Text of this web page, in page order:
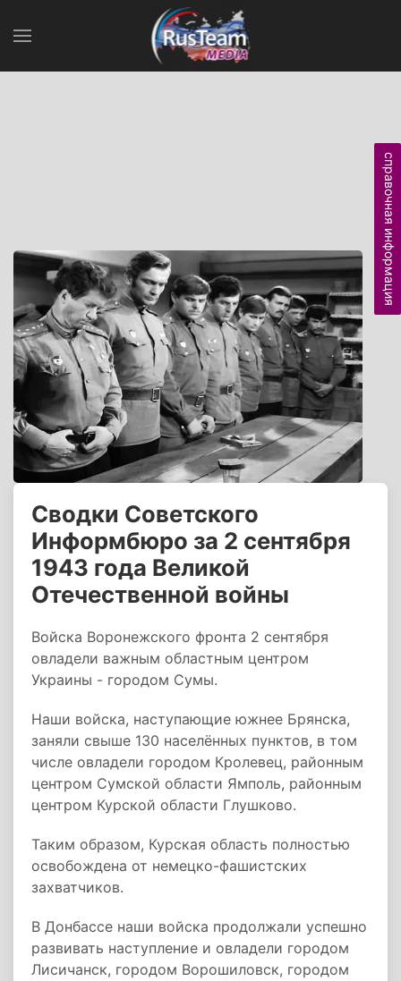
Сводки Советского
Информбюро за 2 сентября
1943 года Великой
Отечественной войны
Войска Воронежского фронта 2 сентября
овладели важным областным центром
Украины - городом Сумы.
Наши войска, наступающие южнее Брянска,
заняли свыше 130 населённых пунктов, в том
числе овладели городом Кролевец, районным
центром Сумской области Ямполь, районным
центром Курской области Глушково.
Таким образом, Курская область полностью
освобождена от немецко-фашистских
захватчиков.
В Донбассе наши войска продолжали успешно
развивать наступление и овладели городом
Лисичанск, городом Ворошиловск, городом
справочная информация